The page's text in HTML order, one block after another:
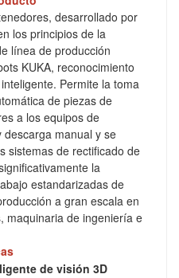
desarrollado por
los principios de la
línea de producción
KUKA, reconocimiento
Permite la toma
de piezas de
a los equipos de
descarga manual y se
sistemas de rectificado de
la
estandarizadas de
a gran escala en
maquinaria de ingeniería e
de visión 3D